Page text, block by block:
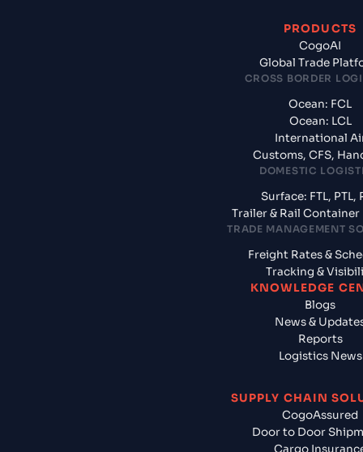
PRODUCTS
CogoAI
Global Trade
CROSS BORDER
Ocean: FCL
Ocean: LCL
International
Customs, CFS,
DOMESTIC
Surface: FTL, PTL,
Trailer & Rail Container
TRADE MANAGEMENT
Freight Rates &
Tracking &
KNOWLEDGE
Blogs
News &
Reports
Logistics News
SUPPLY CHAIN
CogoAssured
Door to Door
Cargo